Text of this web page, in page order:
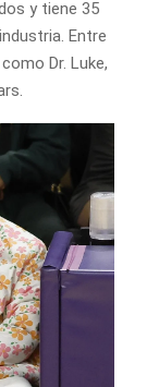
y tiene 35
Entre
Dr. Luke,